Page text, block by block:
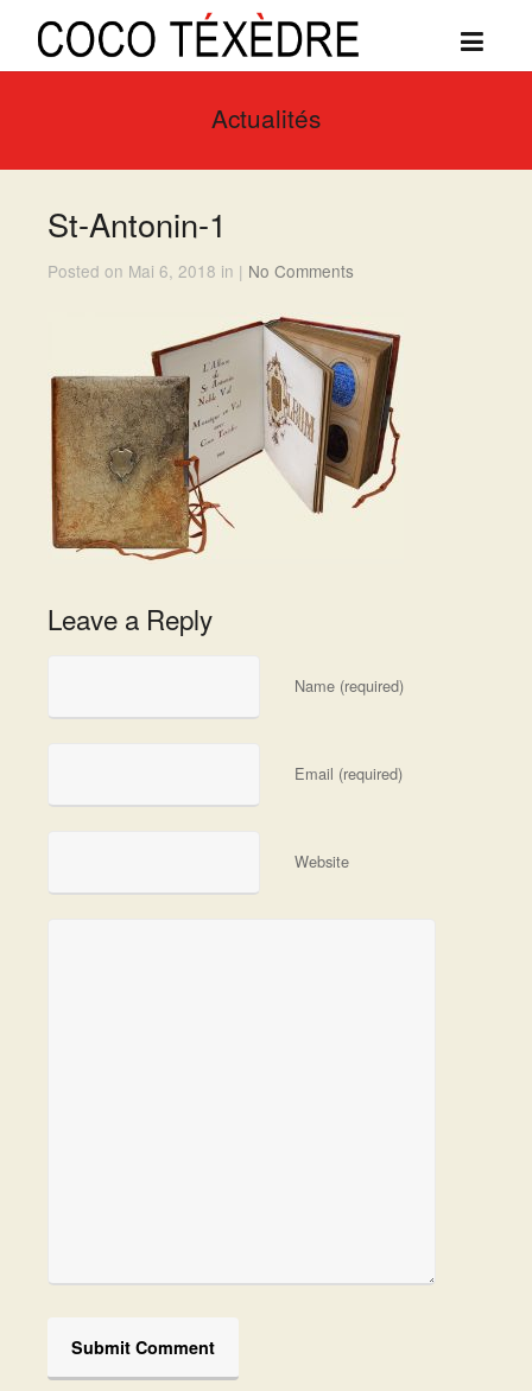
Actualités
St-Antonin-1
Posted on Mai 6, 2018 in | No Comments
Leave a Reply
Name (required)
Email (required)
Website